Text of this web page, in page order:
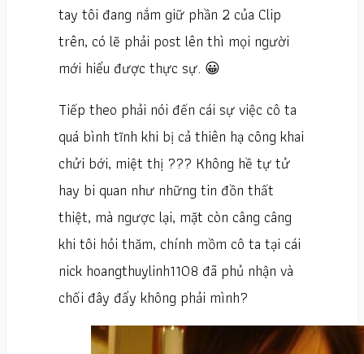
tay tôi đang nắm giữ phần 2 của Clip
trên, có lẽ phải post lên thì mọi người
mới hiểu được thực sự. 😀
Tiếp theo phải nói đến cái sự việc cô ta
quá bình tĩnh khi bị cả thiên hạ công khai
chửi bới, miệt thị ??? Không hề tự tử
hay bi quan như những tin đồn thất
thiệt, mà ngược lại, mặt còn câng câng
khi tôi hỏi thăm, chính mồm cô ta tại cái
nick hoangthuylinh1108 đã phủ nhận và
chối đây đẩy không phải mình?